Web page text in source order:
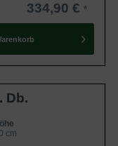
334,90 €
Db.
cm